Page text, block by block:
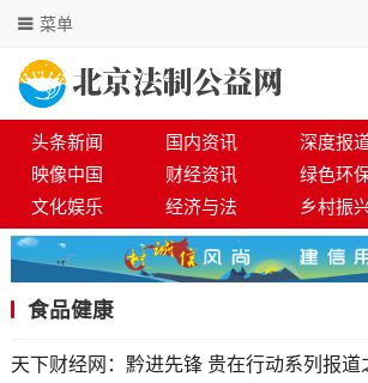
菜单
头条新闻 国内资讯 深度报
映像中国
财经资讯 绿色环
文化娱乐
经济与法 乡村振
食品健康
天下财经网：黔进先锋 贵在行动系列报道